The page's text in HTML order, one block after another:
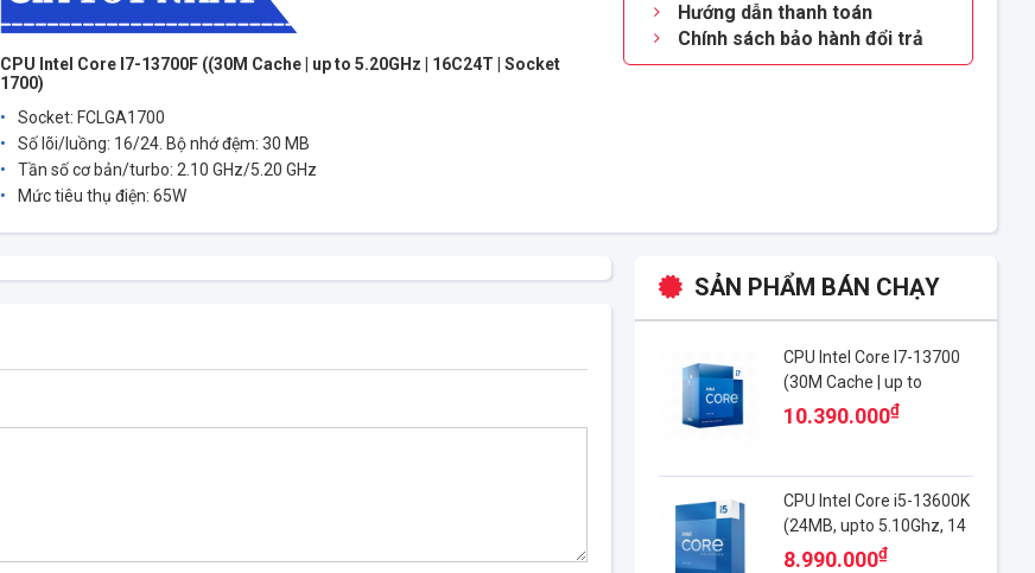
CPU Intel Core I7-13700F ((30M Cache | up to 5.20GHz | 16C24T | Socket
1700)
Socket: FCLGA1700
Số lõi/luồng: 16/24. Bộ nhớ đệm: 30 MB
Tần số cơ bản/turbo: 2.10 GHz/5.20 GHz
Mức tiêu thụ điện: 65W
Hướng dẫn thanh toán
Chính sách bảo hành đổi trả
SẢN PHẨM BÁN CHẠY
CPU Intel Core I7-13700
(30M Cache | up to
5.20GHz | 16C24T |
10.390.000₫
CPU Intel Core i5-13600K
(24MB, upto 5.10Ghz, 14
Cores, 20 Threads)
8.990.000₫